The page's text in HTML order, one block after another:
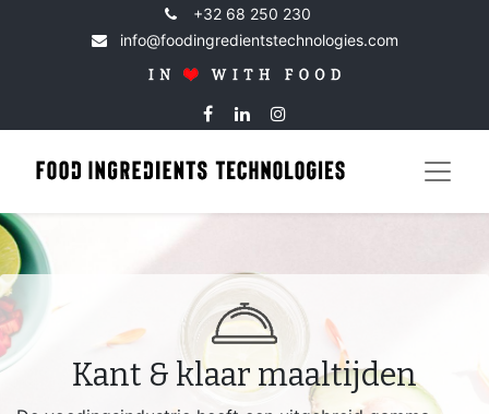
+32 68 250 230
info@foodingredientstechnologies.com
Kant & klaar maaltijden